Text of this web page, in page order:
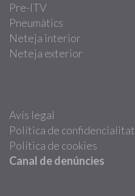
Pre-ITV
Pneumàtics
Neteja interior
Neteja exterior
Avís legal
Política de
Política de cookies
Canal de denúncies